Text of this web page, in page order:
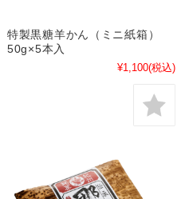
特製黒糖羊かん（ミニ紙箱）
50g×5本入
¥1,100(税込)